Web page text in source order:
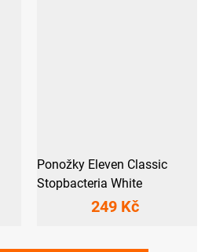
Ponožky Eleven Classic
Stopbacteria White
249 Kč